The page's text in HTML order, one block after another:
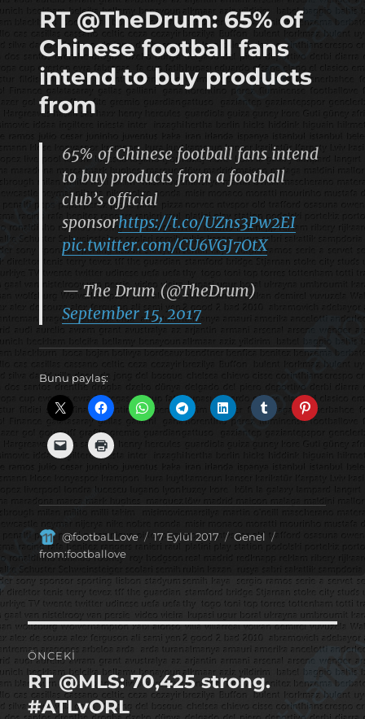
RT @TheDrum: 65% of
Chinese football fans
intend to buy products
from
65% of Chinese football fans intend
to buy products from a football
club’s official
sponsorhttps://t.co/UZns3Pw2EI
pic.twitter.com/CU6VGJ7OtX
— The Drum (@TheDrum)
September 15, 2017
Bunu paylaş:
Yazar
@footbaLLove
Yayın
17 Eylül 2017 Kategoriler
Genel
from:footballove
Yazı
gezinmesi
ÖNCEKI
Önceki
yazı:
RT @MLS: 70,425 strong.
#ATLvORL